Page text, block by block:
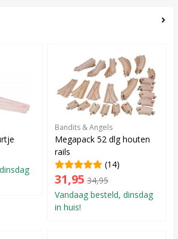
Bandits & Angels
Megapack 52 dlg houten
rails
(14)
31,95 34,95
Vandaag besteld, dinsdag
in huis!